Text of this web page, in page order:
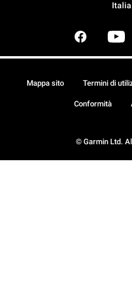
© Garmin Ltd.
Mappa sito Termini di
Conformità